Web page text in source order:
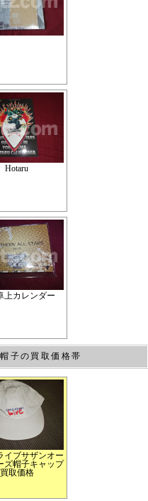
Hotaru
上カレンダー
子の買取価格帯
イブサザンオー
ズ帽子キャップ
買取価格